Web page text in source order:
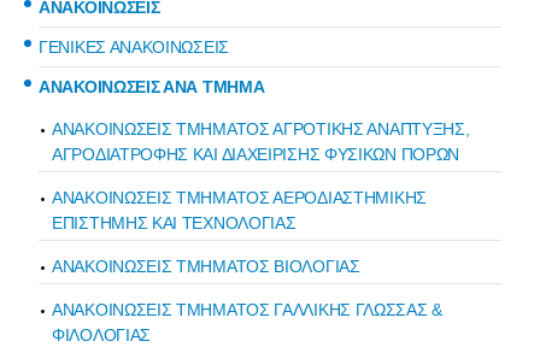
ΑΝΑΚΟΙΝΩΣΕΙΣ
ΓΕΝΙΚΕΣ ΑΝΑΚΟΙΝΩΣΕΙΣ
ΑΝΑΚΟΙΝΩΣΕΙΣ ΑΝΑ ΤΜΗΜΑ
ΑΝΑΚΟΙΝΩΣΕΙΣ ΤΜΗΜΑΤΟΣ ΑΓΡΟΤΙΚΗΣ ΑΝΑΠΤΥΞΗΣ,
ΑΓΡΟΔΙΑΤΡΟΦΗΣ ΚΑΙ ΔΙΑΧΕΙΡΙΣΗΣ ΦΥΣΙΚΩΝ ΠΟΡΩΝ
ΑΝΑΚΟΙΝΩΣΕΙΣ ΤΜΗΜΑΤΟΣ ΑΕΡΟΔΙΑΣΤΗΜΙΚΗΣ
ΕΠΙΣΤΗΜΗΣ ΚΑΙ ΤΕΧΝΟΛΟΓΙΑΣ
ΑΝΑΚΟΙΝΩΣΕΙΣ ΤΜΗΜΑΤΟΣ ΒΙΟΛΟΓΙΑΣ
ΑΝΑΚΟΙΝΩΣΕΙΣ ΤΜΗΜΑΤΟΣ ΓΑΛΛΙΚΗΣ ΓΛΩΣΣΑΣ &
ΦΙΛΟΛΟΓΙΑΣ